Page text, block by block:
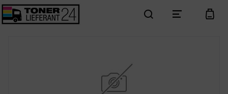
search menu cart